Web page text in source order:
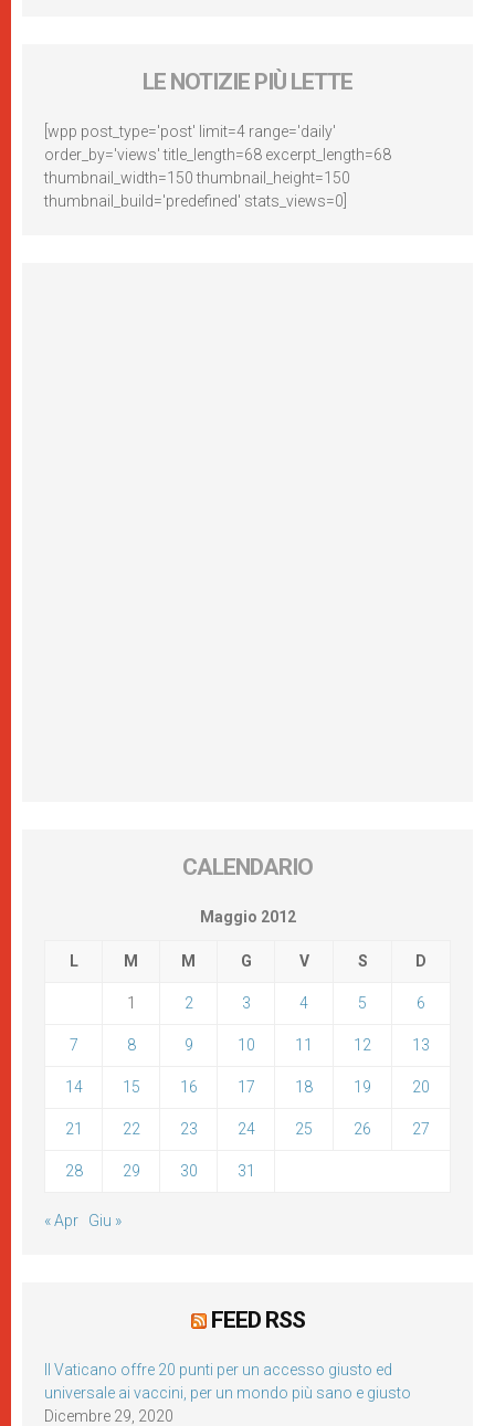
LE NOTIZIE PIÙ LETTE
[wpp post_type='post' limit=4 range='daily'
order_by='views' title_length=68 excerpt_length=68
thumbnail_width=150 thumbnail_height=150
thumbnail_build='predefined' stats_views=0]
CALENDARIO
Maggio 2012
L M M G V S D
1 2 3 4 5 6
7 8 9 10 11 12 13
14 15 16 17 18 19 20
21 22 23 24 25 26 27
28 29 30 31
« Apr Giu »
FEED RSS
Il Vaticano offre 20 punti per un accesso giusto ed
universale ai vaccini, per un mondo più sano e giusto
Dicembre 29, 2020